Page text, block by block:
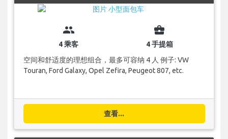
group
4 乘客
business_center
4 手提箱
空间和舒适度的理想组合，最多可容纳 4 人 例子: VW
Touran, Ford Galaxy, Opel Zefira, Peugeot 807, etc.
查看...